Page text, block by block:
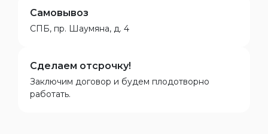
Самовывоз
СПБ, пр. Шаумяна, д. 4
Сделаем отсрочку!
Заключим договор и будем плодотворно
работать.